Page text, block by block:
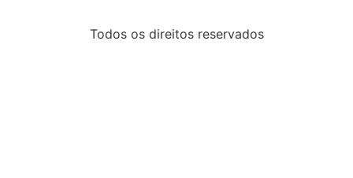
Todos os direitos reservados